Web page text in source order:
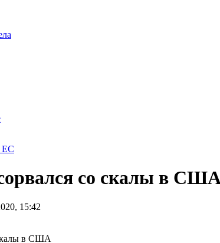
ЕС
со скалы в
15:42